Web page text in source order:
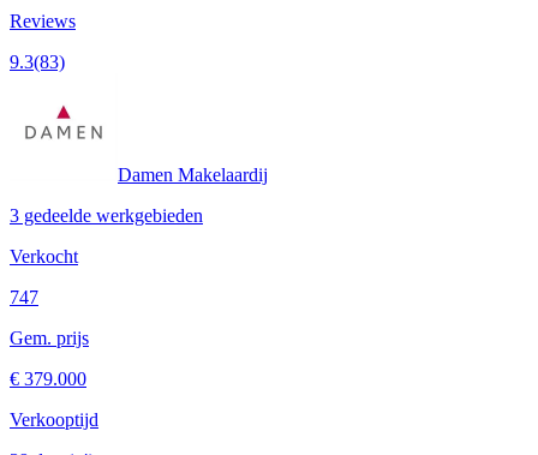
Reviews
9.3(83)
Damen Makelaardij
3 gedeelde werkgebieden
Verkocht
747
Gem. prijs
€ 379.000
Verkooptijd